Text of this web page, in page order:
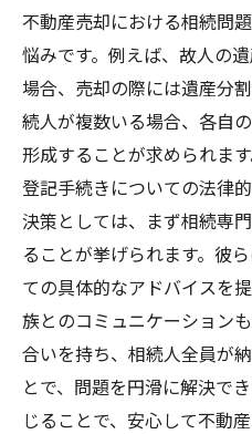
不動産売却における相続問
悩みです。例えば、故人の
場合、売却の際には遺産分
続人が複数いる場合、各自
形成することが求められま
登記手続きについての法律
決策としては、まず相続専
ることが挙げられます。彼
ての具体的なアドバイスを
族とのコミュニケーション
合いを持ち、相続人全員が
とで、問題を円滑に解決で
じることで、安心して不動